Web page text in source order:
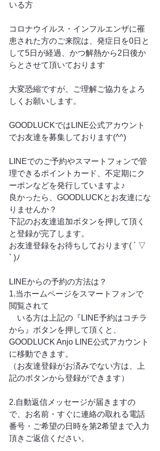
いる方
コロナウイルス・インフルエンザに罹
患された方のご来院は、発症日を0日と
して5日が経過、かつ解熱から2日後か
らとさせて頂いております
大変恐縮ですが、ご理解ご協力をよろ
しくお願いします。
GOODLUCKではLINE公式アカウント
でお友達を募集しております(^^)
LINEでのご予約やスマートフォンで管
理できるポイントカード、不定期にク
ーポンなどを発行していますよ♪
良かったら、GOODLUCKとお友達にな
りませんか？
下記のお友達追加ボタンを押して頂く
と登録が完了します。
お友達登録をお待ちしております( ´ ▽
` )ﾉ
LINEからの予約の方法は？
1.当ホームページをスマートフォンで
閲覧されて
いる方は上記の『LINE予約はコチラ
から』ボタンを押して頂くと、
GOODLUCK Anjo LINE公式アカウント
に移動できます。
（お友達登録がお済みでない方は、上
記のボタンから登録ができます）
2.自動返信メッセージが届きますの
で、お名前・すぐに連絡の取れる電話
番号・ご希望の日時を第2希望まで入力
頂きご返信ください。